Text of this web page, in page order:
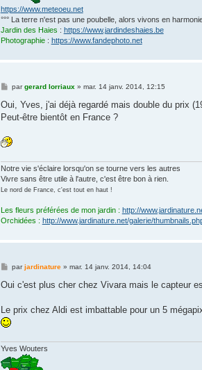
https://www.meteoeu.net
°°° La terre n'est pas une poubelle, alors vivons en
Jardin des Haies : https://www.jardindeshaies.be
Photographie: https://www.fandephoto.net
M
s
a
e
pargerard lorriaux » mar. 14 janv. 2014, 12:15
Oui, Yves, j'ai déjà regardé mais double du prix
Peut-être bientôt en France ?
Notre vie s'éclaire lorsqu'on se tourne vers les autres
Vivre sans être utile à l'autre, c'est être bon à rien.
Le nord de France, c'est tout en haut !
Les fleurs préférées de mon jardin : http://
Orchidées : http://www.jardinature.net/galerie/
M
s
g
e
parjardinature» mar. 14 janv. 2014, 14:04
Oui c'est plus cher chez Vivara mais le capteur
Le prix chez Aldi est imbattable pour un 5
Yves Wouters